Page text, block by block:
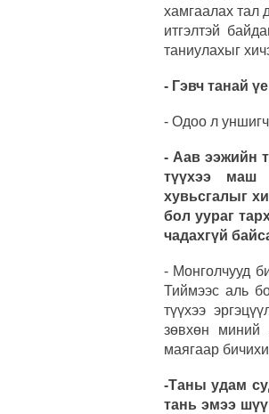
хамгаалах тал
итгэлтэй
таниулахыг
- Гэвч танай
- Одоо л
- Аав ээжийн
түүхээ маш
хувьсгалыг
бол уураг
чадахгүй
- Монголчууд
Тиймээс аль
түүхээ
зөвхөн миний
маягаар
-Таны удам
тань эмээ